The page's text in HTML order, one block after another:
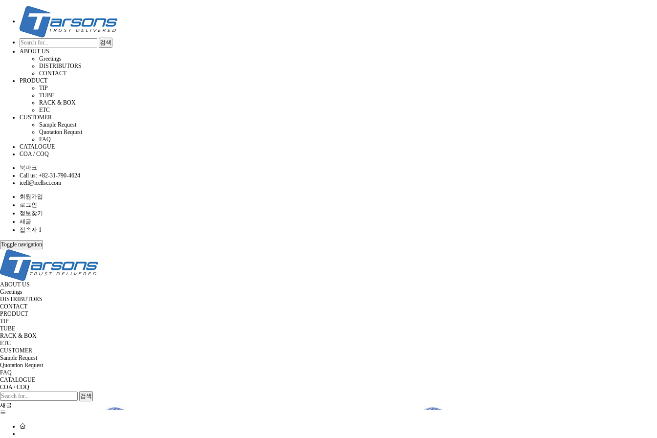
검색
ABOUT US
Greetings
DISTRIBUTORS
CONTACT
PRODUCT
TIP
TUBE
RACK & BOX
ETC
CUSTOMER
Sample Request
Quotation Request
FAQ
CATALOGUE
COA / COQ
북마크
Call us: +82-31-790-4624
icell@icellsci.com
회원가입
로그인
정보찾기
새글
접속자 1
Toggle navigation
ABOUT US
Greetings
DISTRIBUTORS
CONTACT
PRODUCT
TIP
TUBE
RACK & BOX
ETC
CUSTOMER
Sample Request
Quotation Request
FAQ
CATALOGUE
COA / COQ
검색
새글